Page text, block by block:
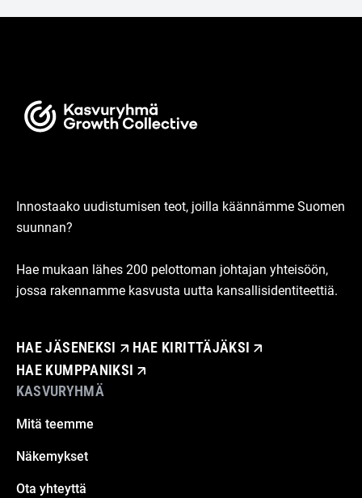
Innostaako uudistumisen teot, joilla käännämme Suomen
suunnan?
Hae mukaan lähes 200 pelottoman johtajan yhteisöön,
jossa rakennamme kasvusta uutta kansallisidentiteettiä.
HAE JÄSENEKSI
HAE KIRITTÄJÄKSI
HAE KUMPPANIKSI
KASVURYHMÄ
Mitä teemme
Näkemykset
Ota yhteyttä